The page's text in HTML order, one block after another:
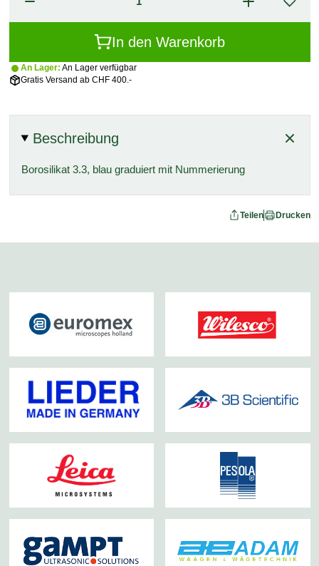
In den Warenkorb
An Lager: An Lager verfügbar
Gratis Versand ab CHF 400.-
Beschreibung
Borosilikat 3.3, blau graduiert mit Nummerierung
Teilen Drucken